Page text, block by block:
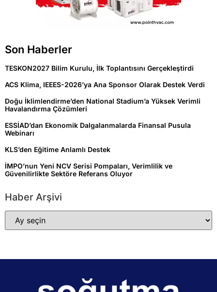
Son Haberler
TESKON2027 Bilim Kurulu, İlk Toplantısını Gerçekleştirdi
ACS Klima, IEEES-2026’ya Ana Sponsor Olarak Destek Verdi
Doğu İklimlendirme’den National Stadium’a Yüksek Verimli
Havalandırma Çözümleri
ESSİAD’dan Ekonomik Dalgalanmalarda Finansal Pusula
Webinarı
KLS’den Eğitime Anlamlı Destek
İMPO’nun Yeni NCV Serisi Pompaları, Verimlilik ve
Güvenilirlikte Sektöre Referans Oluyor
Haber Arşivi